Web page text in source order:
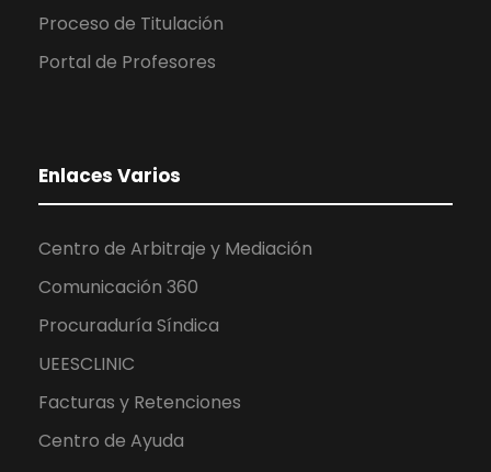
Proceso de Titulación
Portal de Profesores
Enlaces Varios
Centro de Arbitraje y Mediación
Comunicación 360
Procuraduría Síndica
UEESCLINIC
Facturas y Retenciones
Centro de Ayuda